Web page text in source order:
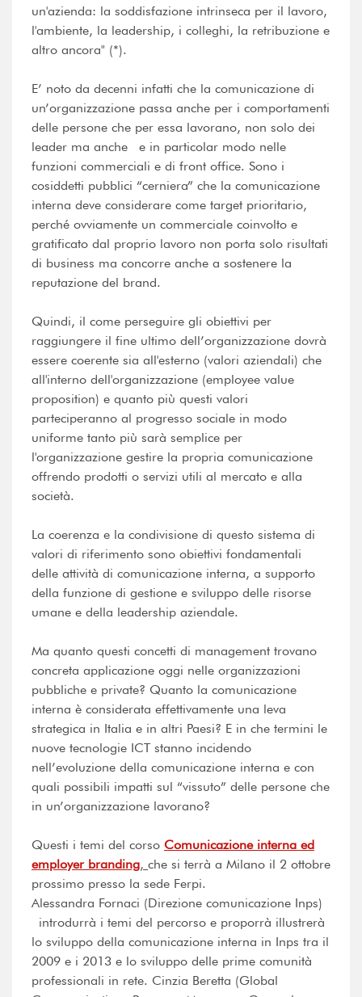
un'azienda: la soddisfazione intrinseca per il lavoro,
l'ambiente, la leadership, i colleghi, la retribuzione e
altro ancora" (*).
E’ noto da decenni infatti che la comunicazione di
un’organizzazione passa anche per i comportamenti
delle persone che per essa lavorano, non solo dei
leader ma anche e in particolar modo nelle
funzioni commerciali e di front office. Sono i
cosiddetti pubblici “cerniera” che la comunicazione
interna deve considerare come target prioritario,
perché ovviamente un commerciale coinvolto e
gratificato dal proprio lavoro non porta solo risultati
di business ma concorre anche a sostenere la
reputazione del brand.
Quindi, il come perseguire gli obiettivi per
raggiungere il fine ultimo dell’organizzazione dovrà
essere coerente sia all'esterno (valori aziendali) che
all'interno dell'organizzazione (employee value
proposition) e quanto più questi valori
parteciperanno al progresso sociale in modo
uniforme tanto più sarà semplice per
l'organizzazione gestire la propria comunicazione
offrendo prodotti o servizi utili al mercato e alla
società.
La coerenza e la condivisione di questo sistema di
valori di riferimento sono obiettivi fondamentali
delle attività di comunicazione interna, a supporto
della funzione di gestione e sviluppo delle risorse
umane e della leadership aziendale.
Ma quanto questi concetti di management trovano
concreta applicazione oggi nelle organizzazioni
pubbliche e private? Quanto la comunicazione
interna è considerata effettivamente una leva
strategica in Italia e in altri Paesi? E in che termini le
nuove tecnologie ICT stanno incidendo
nell’evoluzione della comunicazione interna e con
quali possibili impatti sul “vissuto” delle persone che
in un’organizzazione lavorano?
Questi i temi del corso Comunicazione interna ed
employer branding, che si terrà a Milano il 2 ottobre
prossimo presso la sede Ferpi.
Alessandra Fornaci (Direzione comunicazione Inps)
introdurrà i temi del percorso e proporrà illustrerà
lo sviluppo della comunicazione interna in Inps tra il
2009 e i 2013 e lo sviluppo delle prime comunità
professionali in rete. Cinzia Beretta (Global